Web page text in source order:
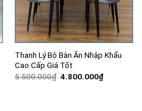
Thanh Lý Bộ Bàn Ăn Nhập Khẩu
Cao Cấp Giá Tốt
5.500.000₫ Giá
4.800.000₫Giá
hiện